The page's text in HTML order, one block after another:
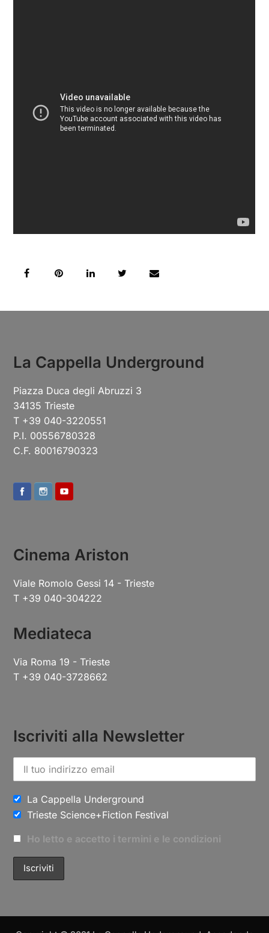
La Cappella Underground
Piazza Duca degli Abruzzi 3
34135 Trieste
T +39 040-3220551
P.I. 00556780328
C.F. 80016790323
Cinema Ariston
Viale Romolo Gessi 14 - Trieste
T +39 040-304222
Mediateca
Via Roma 19 - Trieste
T +39 040-3728662
Iscriviti alla Newsletter
La Cappella Underground
Trieste Science+Fiction Festival
Ho letto e accetto i termini e le condizioni